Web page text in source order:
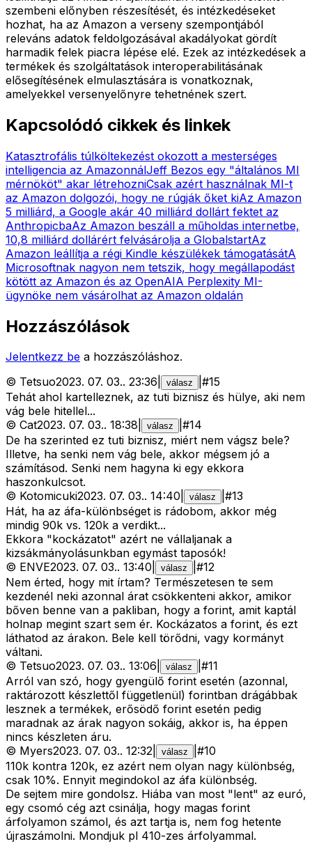
szembeni előnyben részesítését, és intézkedéseket
hozhat, ha az Amazon a verseny szempontjából
releváns adatok feldolgozásával akadályokat gördít
harmadik felek piacra lépése elé. Ezek az intézkedések a
termékek és szolgáltatások interoperabilitásának
elősegítésének elmulasztására is vonatkoznak,
amelyekkel versenyelőnyre tehetnének szert.
Kapcsolódó cikkek és linkek
Katasztrofális túlköltekezést okozott a mesterséges
intelligencia az AmazonnálJeff Bezos egy "általános MI
mérnököt" akar létrehozniCsak azért használnak MI-t
az Amazon dolgozói, hogy ne rúgják őket kiAz Amazon
5 milliárd, a Google akár 40 milliárd dollárt fektet az
AnthropicbaAz Amazon beszáll a műholdas internetbe,
10,8 milliárd dollárért felvásárolja a GlobalstartAz
Amazon leállítja a régi Kindle készülékek támogatásátA
Microsoftnak nagyon nem tetszik, hogy megállapodást
kötött az Amazon és az OpenAIA Perplexity MI-
ügynöke nem vásárolhat az Amazon oldalán
Hozzászólások
Jelentkezz be a hozzászóláshoz.
© Tetsuo2023. 07. 03.. 23:36 válasz #15
Tehát ahol kartelleznek, az tuti biznisz és hülye, aki nem
vág bele hitellel...
© Cat2023. 07. 03.. 18:38 válasz #14
De ha szerinted ez tuti biznisz, miért nem vágsz bele?
Illetve, ha senki nem vág bele, akkor mégsem jó a
számításod. Senki nem hagyna ki egy ekkora
haszonkulcsot.
© Kotomicuki2023. 07. 03.. 14:40 válasz #13
Hát, ha az áfa-különbséget is rádobom, akkor még
mindig 90k vs. 120k a verdikt...
Ekkora "kockázatot" azért ne vállaljanak a
kizsákmányolásunkban egymást taposók!
© ENVE2023. 07. 03.. 13:40 válasz #12
Nem érted, hogy mit írtam? Természetesen te sem
kezdenél neki azonnal árat csökkenteni akkor, amikor
bőven benne van a pakliban, hogy a forint, amit kaptál
holnap megint szart sem ér. Kockázatos a forint, és ezt
láthatod az árakon. Bele kell törődni, vagy kormányt
váltani.
© Tetsuo2023. 07. 03.. 13:06 válasz #11
Arról van szó, hogy gyengülő forint esetén (azonnal,
raktározott készlettől függetlenül) forintban drágábbak
lesznek a termékek, erősödő forint esetén pedig
maradnak az árak nagyon sokáig, akkor is, ha éppen
nincs készleten áru.
© Myers2023. 07. 03.. 12:32 válasz #10
110k kontra 120k, ez azért nem olyan nagy különbség,
csak 10%. Ennyit megindokol az áfa különbség.
De sejtem mire gondolsz. Hiába van most "lent" az euró,
egy csomó cég azt csinálja, hogy magas forint
árfolyamon számol, és azt tartja is, nem fog hetente
újraszámolni. Mondjuk pl 410-zes árfolyammal.